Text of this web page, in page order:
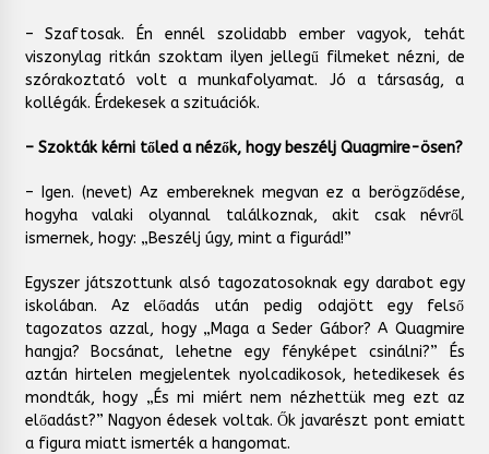
– Szaftosak. Én ennél szolidabb ember vagyok, tehát
viszonylag ritkán szoktam ilyen jellegű filmeket nézni, de
szórakoztató volt a munkafolyamat. Jó a társaság, a
kollégák. Érdekesek a szituációk.
– Szokták kérni tőled a nézők, hogy beszélj Quagmire-ösen?
– Igen. (nevet) Az embereknek megvan ez a berögződése,
hogyha valaki olyannal találkoznak, akit csak névről
ismernek, hogy: „Beszélj úgy, mint a figurád!”
Egyszer játszottunk alsó tagozatosoknak egy darabot egy
iskolában. Az előadás után pedig odajött egy felső
tagozatos azzal, hogy „Maga a Seder Gábor? A Quagmire
hangja? Bocsánat, lehetne egy fényképet csinálni?” És
aztán hirtelen megjelentek nyolcadikosok, hetedikesek és
mondták, hogy „És mi miért nem nézhettük meg ezt az
előadást?” Nagyon édesek voltak. Ők javarészt pont emiatt
a figura miatt ismerték a hangomat.